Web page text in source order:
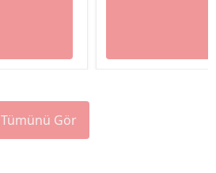
Tümünü Gör